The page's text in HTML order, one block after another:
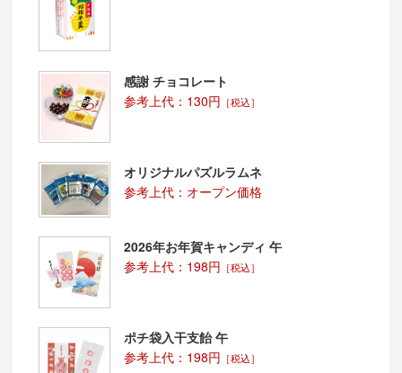
感謝 チョコレート
参考上代：130円 ［税込］
オリジナルパズルラムネ
参考上代：オープン価格
2026年お年賀キャンディ 午
参考上代：198円 ［税込］
ポチ袋入干支飴 午
参考上代：198円 ［税込］